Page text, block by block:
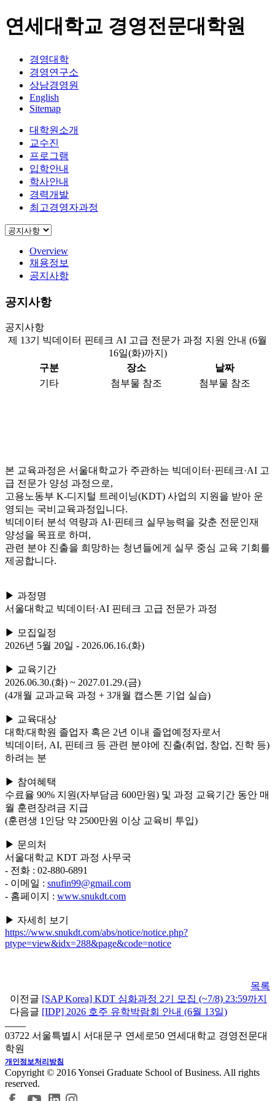
연세대학교 경영전문대학원
경영대학
경영연구소
상남경영원
English
Sitemap
대학원소개
교수진
프로그램
입학안내
학사안내
경력개발
최고경영자과정
Overview
채용정보
공지사항
공지사항
공지사항
제 13기 빅데이터 핀테크 AI 고급 전문가 과정 지원 안내 (6월
16일(화)까지)
구분
장소
날짜
기타
첨부물 참조 첨부물 참조
본 교육과정은 서울대학교가 주관하는 빅데이터·핀테크·AI 고
급 전문가 양성 과정으로,
고용노동부 K-디지털 트레이닝(KDT) 사업의 지원을 받아 운
영되는 국비교육과정입니다.
빅데이터 분석 역량과 AI·핀테크 실무능력을 갖춘 전문인재
양성을 목표로 하며,
관련 분야 진출을 희망하는 청년들에게 실무 중심 교육 기회를
제공합니다.
▶ 과정명
서울대학교 빅데이터·AI 핀테크 고급 전문가 과정
▶ 모집일정
2026년 5월 20일 - 2026.06.16.(화)
▶ 교육기간
2026.06.30.(화) ~ 2027.01.29.(금)
(4개월 교과교육 과정 + 3개월 캡스톤 기업 실습)
▶ 교육대상
대학/대학원 졸업자 혹은 2년 이내 졸업예정자로서
빅데이터, AI, 핀테크 등 관련 분야에 진출(취업, 창업, 진학 등)
하려는 분
▶ 참여혜택
수료율 90% 지원(자부담금 600만원) 및 과정 교육기간 동안 매
월 훈련장려금 지급
(훈련생 1인당 약 2500만원 이상 교육비 투입)
▶ 문의처
서울대학교 KDT 과정 사무국
- 전화 : 02-880-6891
- 이메일 : snufin99@gmail.com
- 홈페이지 : www.snukdt.com
▶ 자세히 보기
https://www.snukdt.com/abs/notice/notice.php?
ptype=view&idx=288&page&code=notice
목록
이전글 [SAP Korea] KDT 심화과정 2기 모집 (~7/8) 23:59까지
다음글 [IDP] 2026 호주 유학박람회 안내 (6월 13일)
03722 서울특별시 서대문구 연세로50 연세대학교 경영전문대
학원
개인정보처리방침
Copyright © 2016 Yonsei Graduate School of Business. All rights
reserved.